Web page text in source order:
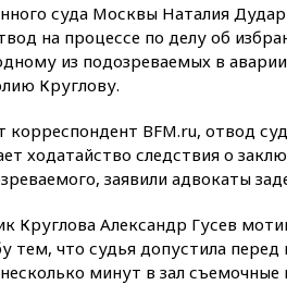
суда Москвы Наталия
на процессе по делу об
из подозреваемых в
Круглову.
корреспондент BFM.ru, отвод
ходатайство следствия о
заявили адвокаты
Круглова Александр Гусев
тем, что судья допустила перед
минут в зал съемочные